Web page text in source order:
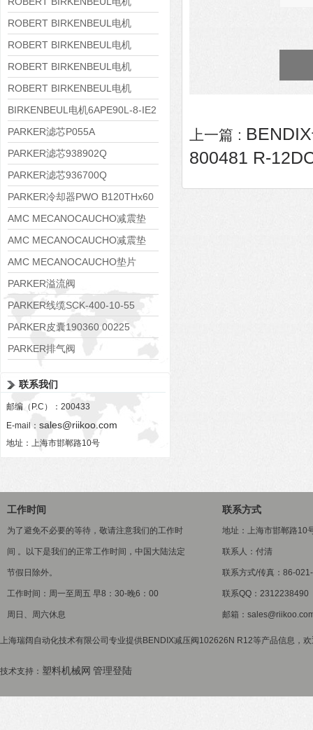
8APE160L-4-IE3
ROBERT BIRKENBEUL电机
8APE112M-6K-IE3
ROBERT BIRKENBEUL电机
8APE100L-2 IE3
ROBERT BIRKENBEUL电机
8APE90S-4 IE3
ROBERT BIRKENBEUL电机
8APE80M-2K-IE3
BIRKENBEUL电机6APE90L-8-IE2
PARKER滤芯P055A
PARKER滤芯938902Q
PARKER滤芯936700Q
PARKER冷却器PWO B120THx60
AMC MECANOCAUCHO减震垫
138552
AMC MECANOCAUCHO减震垫
138551
AMC MECANOCAUCHO垫片
608074
PARKER溢流阀
RE06M35W2N1KWXG087
PARKER线缆SCK-400-10-55
PARKER皮囊190360 00225
PARKER排气阀
联系我们
邮编（P.C）：200433
E-mail： sales@riikoo.com
地址：上海市邯郸路10号
上一篇 :
800481 R-
工作时间
为了避免不必要的等待，敬请注意我们的工作时
间 。以下是我们的正常工作时间，中国大陆法定
节假日除外。
工作时间：周一至周五 早8：30-晚6：00
周日、周六休息
联系方式
地址：上海市邯郸路10
联系人：付清
联系方式/传真：86-
联系QQ：2312238490
邮箱：
上海瑞阔自动化技术有限公司专业提供BENDIX减压阀102626N R12等产品信息，
技术支持： 塑料机械网 管理登陆